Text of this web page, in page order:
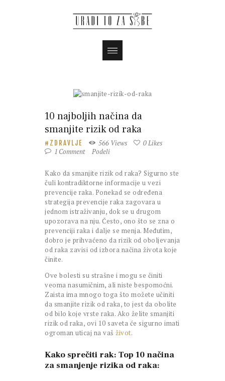
10 najboljih načina da
smanjite rizik od raka
ZDRAVLJE 566 Views 0 Likes
1 Comment Podeli
Kako da smanjite rizik od raka? Sigurno ste
čuli kontradiktorne informacije u vezi
prevencije raka. Ponekad se određena
strategija prevencije raka zagovara u
jednom istraživanju, dok se u drugom
upozorava na nju. Često, ono što se zna o
prevenciji raka i dalje se menja. Međutim,
dobro je prihvaćeno da rizik od oboljevanja
od raka zavisi od izbora načina života koje
činite.
Ove bolesti su strašne i mogu se činiti
veoma nasumičnim, ali niste bespomoćni.
Zaista ima mnogo toga što možete učiniti
da smanjite rizik od raka, to jest da obolite
od bilo koje vrste raka. Ako želite smanjiti
rizik od raka, ovi 10 saveta će sigurno imati
ogroman uticaj na vaš život.
Kako sprečiti rak: Top 10 načina
za smanjenje rizika od raka: